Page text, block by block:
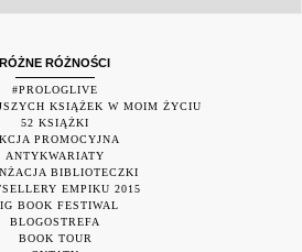
RÓŻNE RÓŻNOŚCI
#PROLOGLIVE
KSIĄŻEK W MOIM ŻYCIU
52 KSIĄŻKI
PROMOCYJNA
ANTYKWARIATY
BIBLIOTECZKI
EMPIKU 2015
BOOK FESTIWAL
BLOGOSTREFA
BOOK TOUR